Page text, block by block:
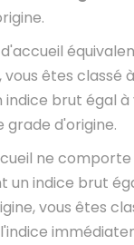
êtes classé
brut égal à
d'origine.
ne comporte
un indice brut
vous êtes